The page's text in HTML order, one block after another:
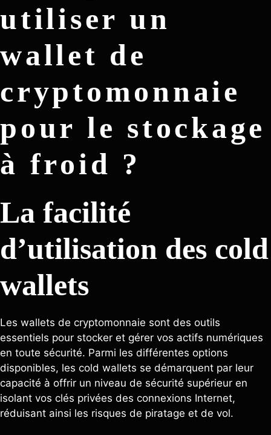
utiliser un
wallet de
cryptomonnaie
pour le stockage
à froid ?
La facilité
d’utilisation des cold
wallets
Les wallets de cryptomonnaie sont des outils
essentiels pour stocker et gérer vos actifs numériques
en toute sécurité. Parmi les différentes options
disponibles, les cold wallets se démarquent par leur
capacité à offrir un niveau de sécurité supérieur en
isolant vos clés privées des connexions Internet,
réduisant ainsi les risques de piratage et de vol.